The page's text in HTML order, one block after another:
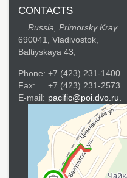
CONTACTS
Russia, Primorsky Kray
690041, Vladivostok,
Baltiyskaya 43,
Phone: +7 (423) 231-1400
Fax:
+7 (423) 231-2573
E-mail: pacific@poi.dvo.ru.